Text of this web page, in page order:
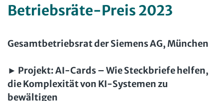
Beschäftigtendatenschutz
TVöD | TV-L
Lexikon
Arbeit in der SBV
MAV
Zeitschriften
Arbeitsrecht im Betrieb
Der Personalrat
Fachmodule
Betriebsratswissen online
Software
Betriebsräte-Preis 2023
Gesamtbetriebsrat der Siemens AG, München
► Projekt:AI-Cards – Wie Steckbriefe helfen,
die Komplexität von KI-Systemen zu
bewältigen